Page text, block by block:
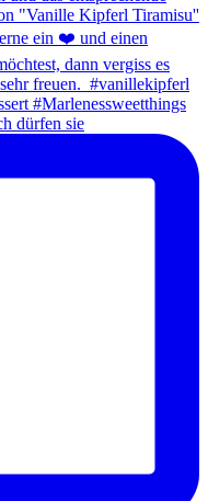
dürfen sie